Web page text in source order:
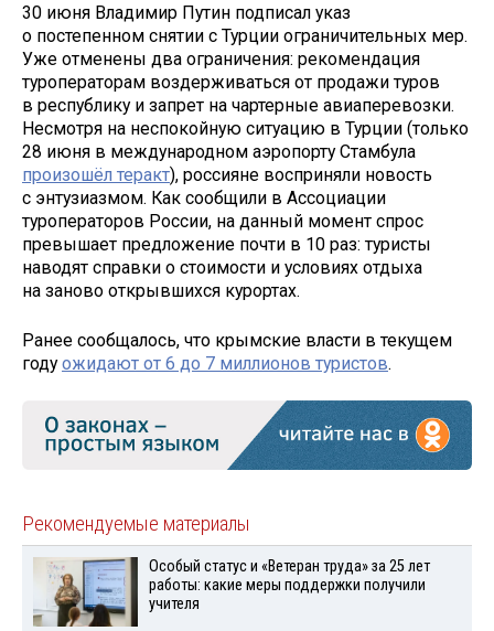
30 июня Владимир Путин подписал указ
о постепенном снятии с Турции ограничительных мер.
Уже отменены два ограничения: рекомендация
туроператорам воздерживаться от продажи туров
в республику и запрет на чартерные авиаперевозки.
Несмотря на неспокойную ситуацию в Турции (только
28 июня в международном аэропорту Стамбула
произошёл теракт), россияне восприняли новость
с энтузиазмом. Как сообщили в Ассоциации
туроператоров России, на данный момент спрос
превышает предложение почти в 10 раз: туристы
наводят справки о стоимости и условиях отдыха
на заново открывшихся курортах.
Ранее сообщалось, что крымские власти в текущем
годуожидают от 6 до 7 миллионов туристов.
Рекомендуемые материалы
Особый статус и «Ветеран труда» за 25 лет
работы: какие меры поддержки получили
учителя